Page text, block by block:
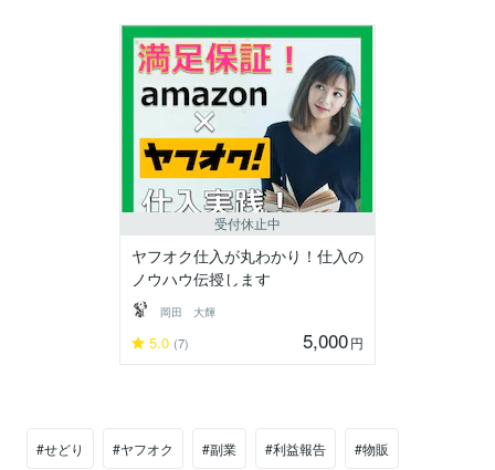
受付休止中
ヤフオク仕入が丸わかり！仕入の
ノウハウ伝授します
岡田 大輝
5.0 (7) 5,000円
#せどり #ヤフオク #副業 #利益報告 #物販